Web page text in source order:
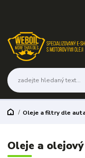
Oleje a filtry dle
Oleje a